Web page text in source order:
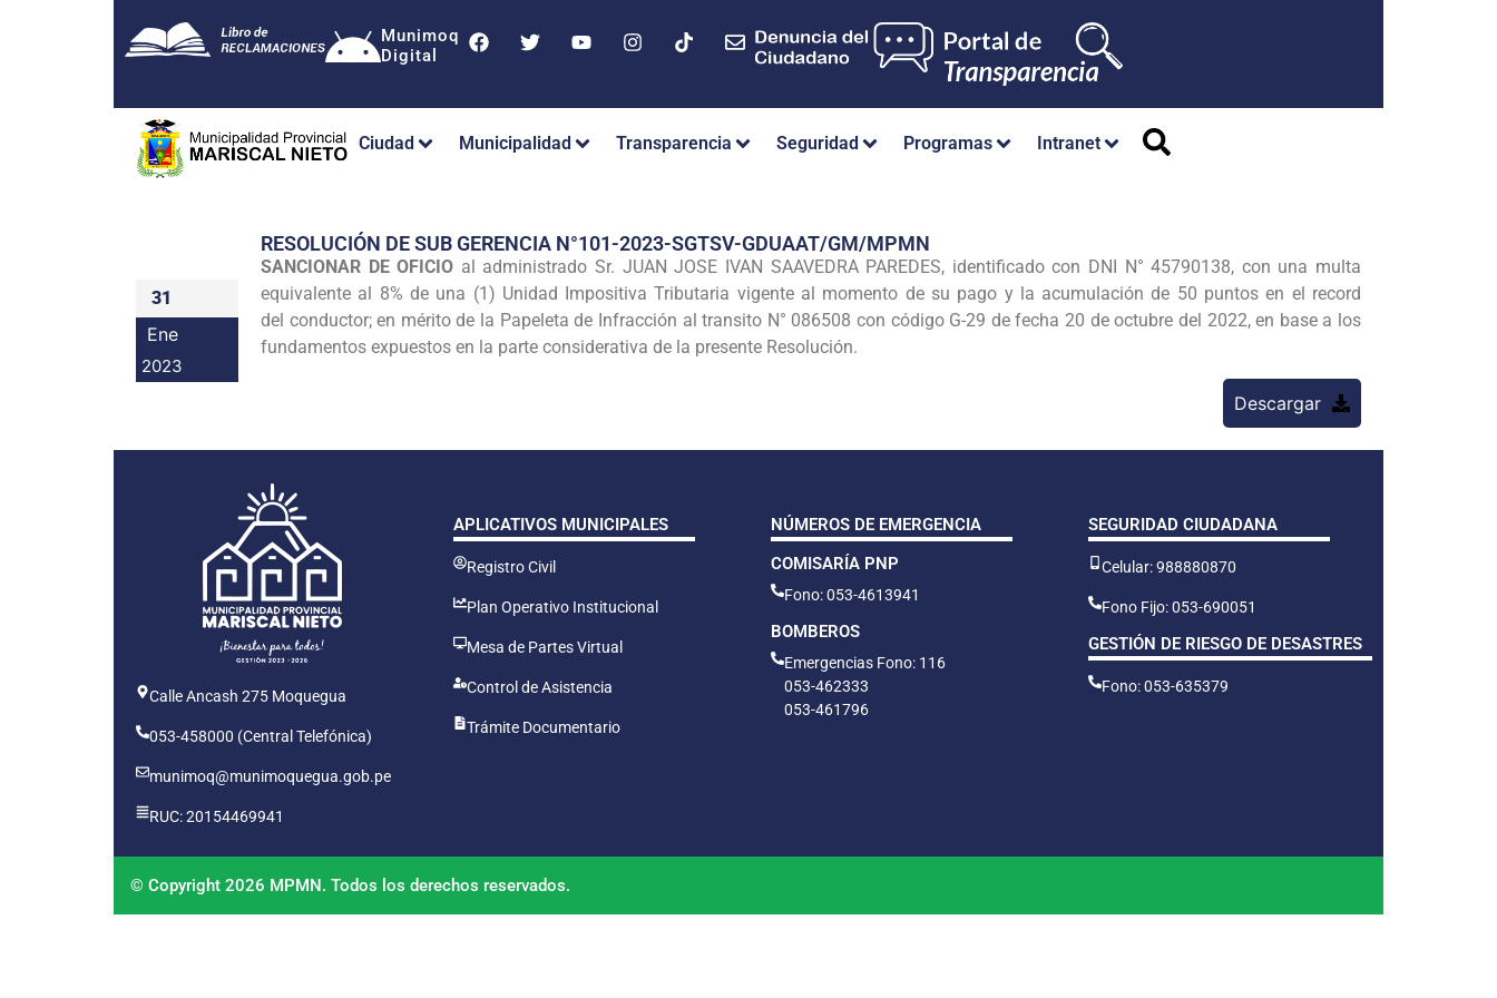
Munimoq
Digital
Ciudad Municipalidad Transparencia Seguridad Programas Intranet
31
Ene
2023
RESOLUCIÓN DE SUB GERENCIA N°101-2023-SGTSV-GDUAAT/GM/MPMN
SANCIONAR DE OFICIO al administrado Sr. JUAN JOSE IVAN SAAVEDRA PAREDES, identificado con DNI N° 45790138, con una multa
equivalente al 8% de una (1) Unidad Impositiva Tributaria vigente al momento de su pago y la acumulación de 50 puntos en el record
del conductor; en mérito de la Papeleta de Infracción al transito N° 086508 con código G-29 de fecha 20 de octubre del 2022, en base a los
fundamentos expuestos en la parte considerativa de la presente Resolución.
Descargar
Calle Ancash 275 Moquegua
053-458000 (Central Telefónica)
munimoq@munimoquegua.gob.pe
RUC: 20154469941
APLICATIVOS MUNICIPALES
Registro Civil
Plan Operativo Institucional
Mesa de Partes Virtual
Control de Asistencia
Trámite Documentario
NÚMEROS DE EMERGENCIA
COMISARÍA PNP
Fono: 053-4613941
BOMBEROS
Emergencias Fono: 116
053-462333
053-461796
SEGURIDAD CIUDADANA
Celular: 988880870
Fono Fijo: 053-690051
GESTIÓN DE RIESGO DE DESASTRES
Fono: 053-635379
© Copyright 2026 MPMN. Todos los derechos reservados.